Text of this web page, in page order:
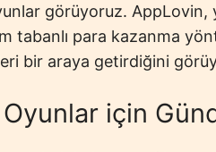
görüyoruz. AppLovin,
tabanlı para kazanma
bir araya getirdiğini
Oyunlar için